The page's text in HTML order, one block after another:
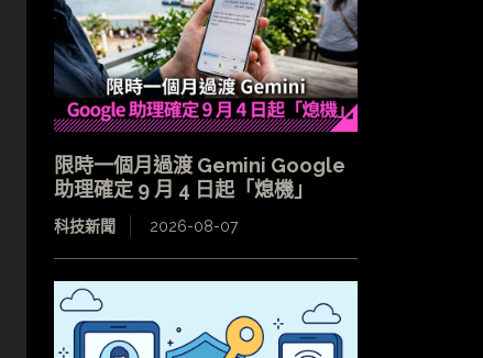
限時一個月過渡 Gemini Google
助理確定 9 月 4 日起「熄機」
科技新聞 2026-08-07